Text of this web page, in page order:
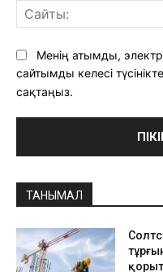
Менің атымды,
сайтымды келесі
сақтаңыз.
ТАНЫМАЛ